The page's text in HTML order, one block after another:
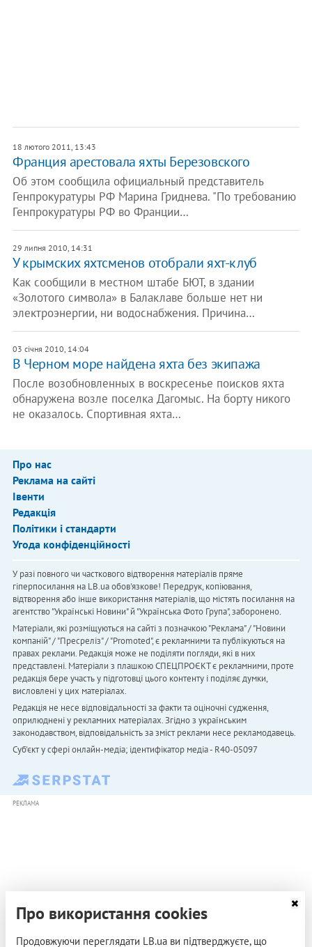
18 лютого 2011, 13:43
Франция арестовала яхты Березовского
Об этом сообщила официальный представитель
Генпрокуратуры РФ Марина Гриднева. "По требованию
Генпрокуратуры РФ во Франции…
29 липня 2010, 14:31
У крымских яхтсменов отобрали яхт-клуб
Как сообщили в местном штабе БЮТ, в здании
«Золотого символа» в Балаклаве больше нет ни
электроэнергии, ни водоснабжения. Причина…
03 січня 2010, 14:04
В Черном море найдена яхта без экипажа
После возобновленных в воскресенье поисков яхта
обнаружена возле поселка Дагомыс. На борту никого
не оказалось. Спортивная яхта…
Про нас
Реклама на сайті
Івенти
Редакція
Політики і стандарти
Угода конфіденційності
У разі повного чи часткового відтворення матеріалів пряме
гіперпосилання на LB.ua обов'язкове! Передрук, копіювання,
відтворення або інше використання матеріалів, що містять посилання на
агентство "Українськi Новини" й "Українська Фото Група", заборонено.
Матеріали, які розміщуються на сайті з позначкою "Реклама" / "Новини
компаній" / "Пресреліз" / "Promoted", є рекламними та публікуються на
правах реклами. Редакція може не поділяти погляди, які в них
представлені. Матеріали з плашкою СПЕЦПРОЄКТ є рекламними, проте
редакція бере участь у підготовці цього контенту і поділяє думки,
висловлені у цих матеріалах.
Редакція не несе відповідальності за факти та оціночні судження,
оприлюднені у рекламних матеріалах. Згідно з українським
законодавством, відповідальність за зміст реклами несе рекламодавець.
Cуб'єкт у сфері онлайн-медіа; ідентифікатор медіа - R40-05097
РЕКЛАМА
Про використання cookies
Продовжуючи переглядати LB.ua ви підтверджуєте, що